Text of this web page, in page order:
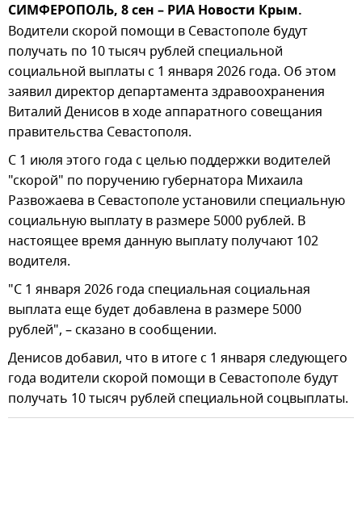
СИМФЕРОПОЛЬ, 8 сен – РИА Новости Крым.
Водители скорой помощи в Севастополе будут
получать по 10 тысяч рублей специальной
социальной выплаты с 1 января 2026 года. Об этом
заявил директор департамента здравоохранения
Виталий Денисов в ходе аппаратного совещания
правительства Севастополя.
С 1 июля этого года с целью поддержки водителей
"скорой" по поручению губернатора Михаила
Развожаева в Севастополе установили специальную
социальную выплату в размере 5000 рублей. В
настоящее время данную выплату получают 102
водителя.
"С 1 января 2026 года специальная социальная
выплата еще будет добавлена в размере 5000
рублей", – сказано в сообщении.
Денисов добавил, что в итоге с 1 января следующего
года водители скорой помощи в Севастополе будут
получать 10 тысяч рублей специальной соцвыплаты.